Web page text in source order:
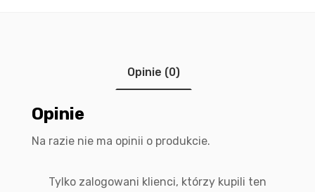
Opinie (0)
Opinie
Na razie nie ma opinii o produkcie.
Tylko zalogowani klienci, którzy kupili ten